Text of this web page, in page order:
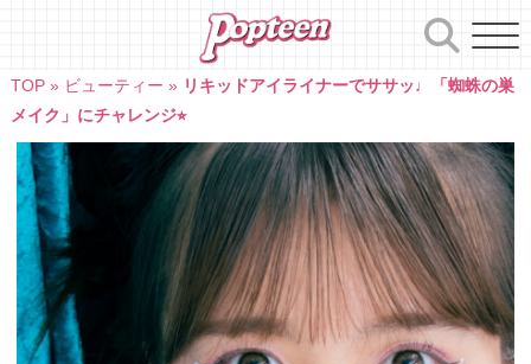
TOP» ビューティー » リキッドアイライナーでササッ♩「蜘蛛の巣
メイク」にチャレンジ⭐︎